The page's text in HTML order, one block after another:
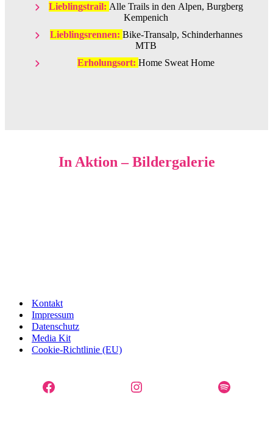
Lieblingstrail: Alle Trails in den Alpen, Burgberg
Kempenich
Lieblingsrennen: Bike-Transalp, Schinderhannes
MTB
Erholungsort:Home Sweat Home
In Aktion – Bildergalerie
Kontakt
Impressum
Datenschutz
Media Kit
Cookie-Richtlinie (EU)
Facebook Instagram Spotify